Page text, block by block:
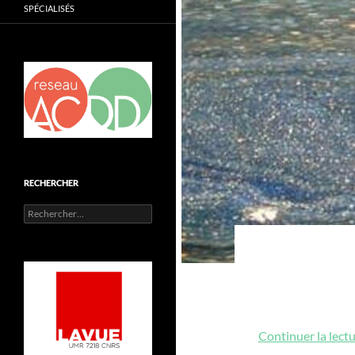
Continuer la
SPÉCIALISÉS
RECHERCHER
Rechercher :